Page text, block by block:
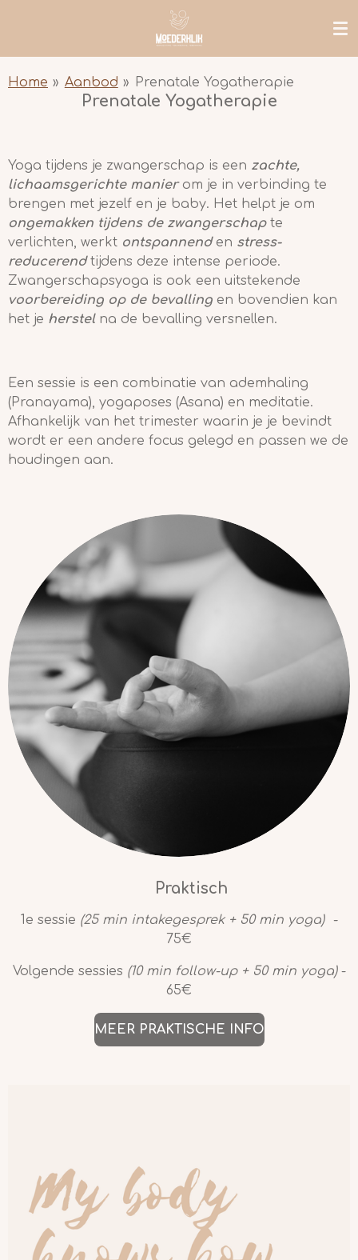
naar
de
hoofdinhoud
Home » Aanbod » Prenatale Yogatherapie
Prenatale Yogatherapie
Yoga tijdens je zwangerschap is een zachte,
lichaamsgerichte manierom je in verbinding te
brengen met jezelf en je baby. Het helpt je om
ongemakken tijdens de zwangerschapte
verlichten, werkt ontspannenden stress-
reducerendtijdens deze intense periode.
Zwangerschapsyoga is ook een uitstekende
voorbereiding op de bevalling en bovendien kan
het je herstelna de bevalling versnellen.
Een sessie is een combinatie van ademhaling
(Pranayama), yogaposes (Asana) en meditatie.
Afhankelijk van het trimester waarin je je bevindt
wordt er een andere focus gelegd en passen we de
houdingen aan.
Praktisch
1e sessie (25 min intakegesprek + 50 min yoga) -
75€
Volgende sessies (10 min follow-up + 50 min yoga) -
65€
MEER PRAKTISCHE INFO